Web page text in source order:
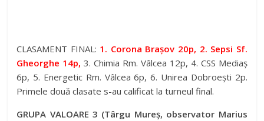
CLASAMENT FINAL: 1. Corona Brașov 20p, 2. Sepsi Sf.
Gheorghe 14p, 3. Chimia Rm. Vâlcea 12p, 4. CSS Mediaș
6p, 5. Energetic Rm. Vâlcea 6p, 6. Unirea Dobroești 2p.
Primele două clasate s-au calificat la turneul final.
GRUPA VALOARE 3 (Târgu Mureș, observator Marius